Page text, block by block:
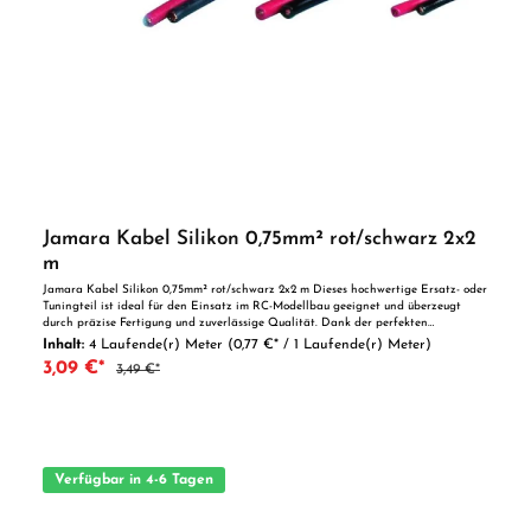
Jamara Kabel Silikon 0,75mm² rot/schwarz 2x2
m
Jamara Kabel Silikon 0,75mm² rot/schwarz 2x2 m Dieses hochwertige Ersatz- oder
Tuningteil ist ideal für den Einsatz im RC-Modellbau geeignet und überzeugt
durch präzise Fertigung und zuverlässige Qualität. Dank der perfekten
Passgenauigkeit ist es optimal als Ersatzteil oder zur technischen Optimierung
geeignet. Vorteile auf einen Blick: Passgenaue Verarbeitung Geeignet für
anspruchsvolle Modellbauer Ideal als Ersatz- oder Tuningteil ACHTUNG! Nicht
Inhalt: 4 Laufende(r) Meter (0,77 €* / 1 Laufende(r) Meter)
3,09 €* 3,49 €*
Verfügbar in 4-6 Tagen